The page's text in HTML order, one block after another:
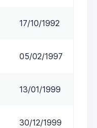
17/10/1992
05/02/1997
13/01/1999
30/12/1999